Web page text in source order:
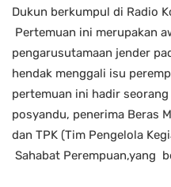
Dukun berkumpul di Radio
Pertemuan ini merupakan
pengarusutamaan jender
hendak menggali isu
pertemuan ini hadir seorang
posyandu, penerima Beras
dan TPK (Tim Pengelola
Sahabat Perempuan,yang